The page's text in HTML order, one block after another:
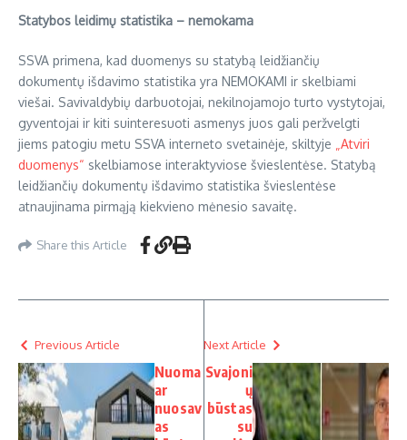
Statybos leidimų statistika – nemokama
SSVA primena, kad duomenys su statybą leidžiančių
dokumentų išdavimo statistika yra NEMOKAMI ir skelbiami
viešai. Savivaldybių darbuotojai, nekilnojamojo turto vystytojai,
gyventojai ir kiti suinteresuoti asmenys juos gali peržvelgti
jiems patogiu metu SSVA interneto svetainėje, skiltyje
„Atviri
duomenys“ skelbiamose interaktyviose švieslentėse. Statybą
leidžiančių dokumentų išdavimo statistika švieslentėse
atnaujinama pirmąją kiekvieno mėnesio savaitę.
Share this Article
Previous Article
Nuoma
ar
nuosav
as
Next Article
Svajoni
ų
būstas
su